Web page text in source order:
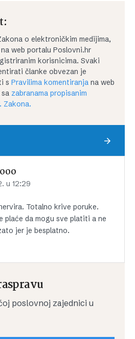
o elektroničkim medijima,
web portalu Poslovni.hr
korisnicima. Svaki
članke obvezan je
s Pravilima komentiranja na web
zabranama propisanim
Zakona.
u 12:29
Totalno krive poruke.
plaće da mogu sve platiti a ne
jer je besplatno.
poslovnoj zajednici u